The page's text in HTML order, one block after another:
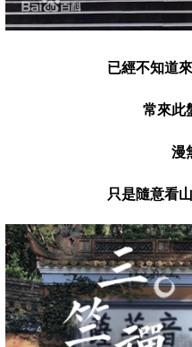
已經不知道
常來此
漫
只是隨意看山